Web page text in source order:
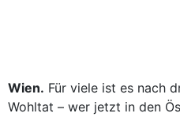
Wien. Für viele ist es nach
Wohltat – wer jetzt in den